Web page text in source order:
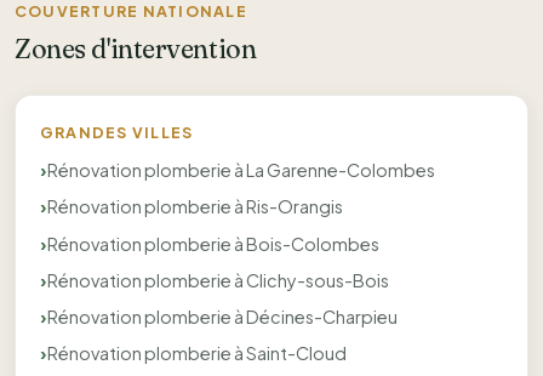
COUVERTURE NATIONALE
Zones d'intervention
GRANDES VILLES
Rénovation plomberie à La Garenne-Colombes
Rénovation plomberie à Ris-Orangis
Rénovation plomberie à Bois-Colombes
Rénovation plomberie à Clichy-sous-Bois
Rénovation plomberie à Décines-Charpieu
Rénovation plomberie à Saint-Cloud